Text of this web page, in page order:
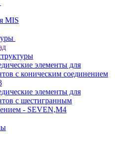
MIS
элементы для
с коническим соединением
элементы для
с шестигранным
- SEVEN,M4